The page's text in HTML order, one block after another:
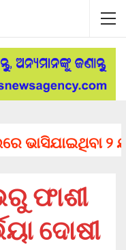
ଭାସିଯାଇଥିବା ୨
ଫାଶୀ
ଦୋଷୀ